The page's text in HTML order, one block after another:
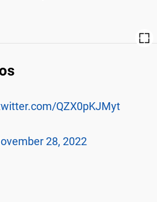
QZX0pKJMyt
28, 2022